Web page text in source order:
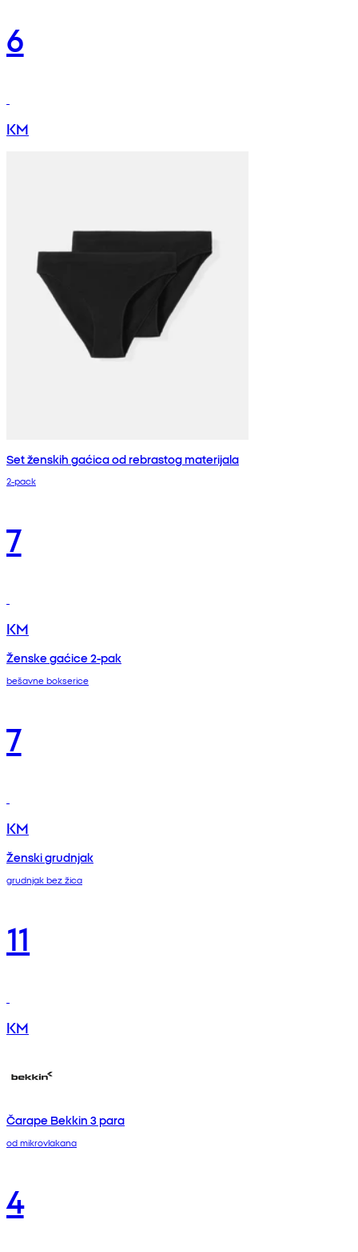
6
KM
Set ženskih gaćica od rebrastog materijala
2-pack
7
KM
Ženske gaćice 2-pak
bešavne bokserice
7
KM
Ženski grudnjak
grudnjak bez žica
11
KM
Čarape Bekkin 3 para
od mikrovlakana
4